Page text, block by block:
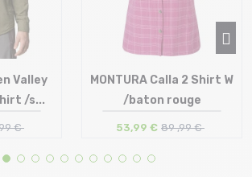
Valley
/s...
€
Taille en stock
MONTURA Calla 2 Shirt W
/baton rouge
53,99 € 89 ,99 €